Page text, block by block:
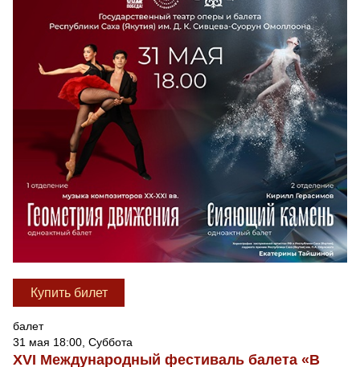
Купить билет
балет
31 мая 18:00, Суббота
XVI Международный фестиваль балета «В